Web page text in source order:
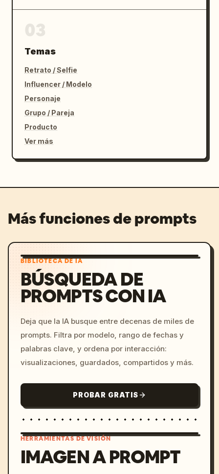
Temas
Retrato / Selfie
Influencer / Modelo
Personaje
Grupo / Pareja
Producto
Ver más
Más funciones de prompts
BIBLIOTECA DE IA
BÚSQUEDA DE
PROMPTS CON IA
Deja que la IA busque entre decenas de miles de
prompts. Filtra por modelo, rango de fechas y
palabras clave, y ordena por interacción:
visualizaciones, guardados, compartidos y más.
PROBAR GRATIS
HERRAMIENTAS DE VISIÓN
IMAGEN A PROMPT